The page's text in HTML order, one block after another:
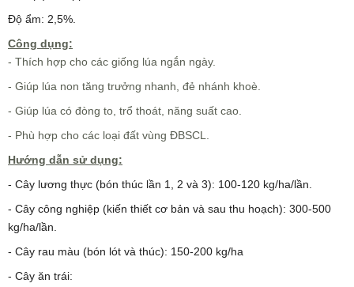
Độ ẩm: 2,5%.
Công dụng:
- Thích hợp cho các giống lúa ngắn ngày.
- Giúp lúa non tăng trưởng nhanh, đẻ nhánh khoè.
- Giúp lúa có đòng to, trổ thoát, năng suất cao.
- Phù hợp cho các loại đất vùng ĐBSCL.
Hướng dẫn sử dụng:
- Cây lương thực (bón thúc lần 1, 2 và 3): 100-120 kg/ha/lần.
- Cây công nghiệp (kiến thiết cơ bản và sau thu hoạch): 300-500
kg/ha/lần.
- Cây rau màu (bón lót và thúc): 150-200 kg/ha
- Cây ăn trái: